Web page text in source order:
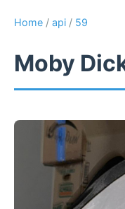
Home / api / 59
Moby